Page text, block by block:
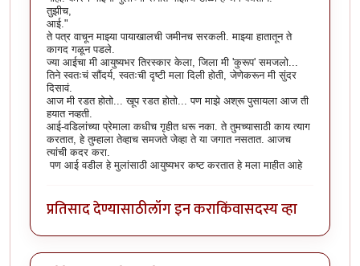
तुझीच,
आई."
ते पत्र वाचून माझ्या पायाखालची जमीनच सरकली. माझ्या हातातून ते
कागद गळून पडले.
ज्या आईचा मी आयुष्यभर तिरस्कार केला, जिला मी 'कुरूप' समजलो...
तिने स्वतःचं सौंदर्य, स्वतःची दृष्टी मला दिली होती, जेणेकरून मी सुंदर
दिसावं.
आज मी रडत होतो... खूप रडत होतो... पण माझे अश्रू पुसायला आज ती
हयात नव्हती.
आई-वडिलांच्या प्रेमाला कधीच गृहीत धरू नका. ते तुमच्यासाठी काय त्याग
करतात, हे तुम्हाला तेव्हाच समजते जेव्हा ते या जगात नसतात. आजच
त्यांची कदर करा.
पण आई वडील हे मुलांसाठी आयुष्यभर कष्ट करतात हे मला माहीत आहे
प्रतिसाद देण्यासाठीलॉग इन कराकिंवासदस्य व्हा